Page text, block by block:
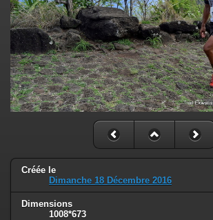
Créée le
Dimanche 18 Décembre 2016
Dimensions
1008*673